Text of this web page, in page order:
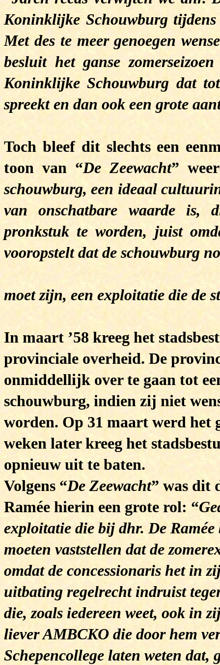
Koninklijke Schouwburg tijdens
Met des te meer genoegen
besluit het ganse
Koninklijke Schouwburg dat
spreekt en dan ook een grote
Toch bleef dit slechts een
toon van “De Zeewacht”
schouwburg, een ideaal
van onschatbare waarde is,
pronkstuk te worden, juist
vooropstelt dat de schouwburg
moet zijn, een exploitatie die de
In maart ’58 kreeg het
provinciale overheid. De
onmiddellijk over te gaan tot
schouwburg, indien zij niet
worden. Op 31 maart werd het
weken later kreeg het
opnieuw uit te baten.
Volgens “De Zeewacht” was dit
Ramée hierin een grote rol: “
exploitatie die bij dhr. De Ramée
moeten vaststellen dat de
omdat de concessionaris het in
uitbating regelrecht indruist
die, zoals iedereen weet, ook in
liever AMBCKO die door hem
Schepencollege laten weten dat,